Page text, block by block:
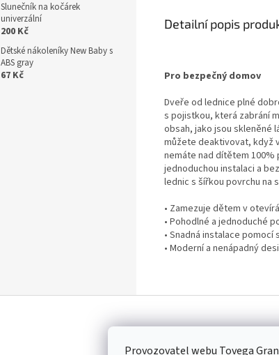
Provozovatel webu Tovega
Slunečník na kočárek
univerzální
200 Kč
Dětské nákoleníky New Baby s
ABS gray
67 Kč
Detailní popis
Pro bezpečný domov
Dveře od lednice plné
s pojistkou, která zabrání
obsah, jako jsou skleněné
můžete deaktivovat, když
nemáte nad dítětem
jednoduchou instalaci a
lednic s šířkou povrchu na
• Zamezuje dětem v
• Pohodlné a jednoduché
• Snadná instalace
• Moderní a nenápadný